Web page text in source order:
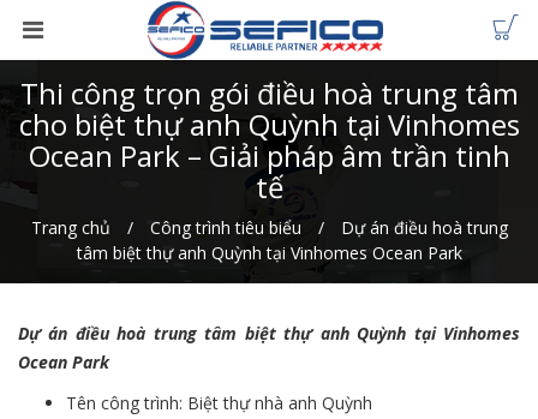
Thi công trọn gói điều hoà trung tâm
cho biệt thự anh Quỳnh tại Vinhomes
Ocean Park – Giải pháp âm trần tinh
tế
Trang chủ Công trình tiêu biểu
Dự án điều hoà trung
tâm biệt thự anh Quỳnh tại Vinhomes Ocean Park
Dự án điều hoà trung tâm biệt thự anh Quỳnh tại Vinhomes
Ocean Park
Tên công trình: Biệt thự nhà anh Quỳnh